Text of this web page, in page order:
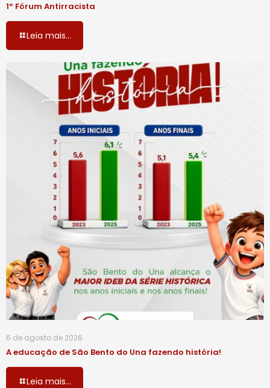
1º Fórum Antirracista
Leia mais...
6 de agosto de 2026
A educação de São Bento do Una fazendo história!
Leia mais...